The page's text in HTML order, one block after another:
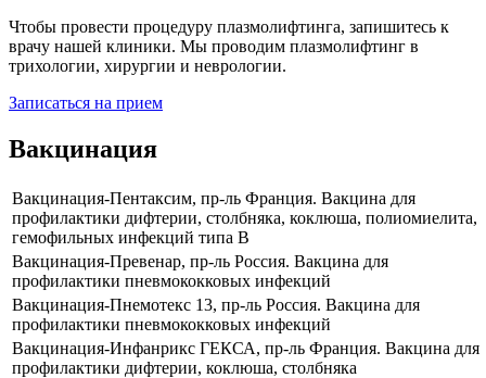
Чтобы провести процедуру плазмолифтинга, запишитесь к
врачу нашей клиники. Мы проводим плазмолифтинг в
трихологии, хирургии и неврологии.
Записаться на прием
Вакцинация
Вакцинация-Пентаксим, пр-ль Франция. Вакцина для
профилактики дифтерии, столбняка, коклюша, полиомиелита,
гемофильных инфекций типа В
Вакцинация-Превенар, пр-ль Россия. Вакцина для
профилактики пневмококковых инфекций
Вакцинация-Пнемотекс 13, пр-ль Россия. Вакцина для
профилактики пневмококковых инфекций
Вакцинация-Инфанрикс ГЕКСА, пр-ль Франция. Вакцина для
профилактики дифтерии, коклюша, столбняка